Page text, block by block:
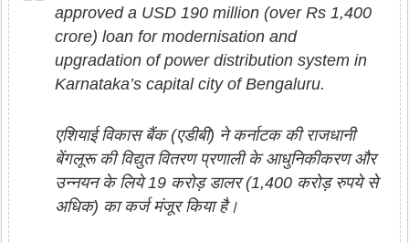
approved a USD 190 million (over Rs 1,400
crore) loan for modernisation and
upgradation of power distribution system in
Karnataka’s capital city of Bengaluru.
एशियाई विकास बैंक (एडीबी) ने कर्नाटक की राजधानी
बेंगलूरू की विद्युत वितरण प्रणाली के आधुनिकीकरण और
उन्नयन के लिये 19 करोड़ डालर (1,400 करोड़ रुपये से
अधिक) का कर्ज मंजूर किया है।